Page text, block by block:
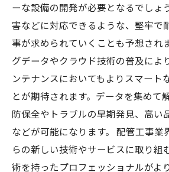
ーな設備の開発が必要となるでしょ
害などに対応できるような、堅牢で
事が求められていくことも予想され
グデータやクラウド技術の普及によ
ンテナンスにおいてもよりスマート
とが期待されます。データを集めて
防保全やトラブルの早期発見、高い
などが可能になります。 配管工事業
らの新しい技術やサービスに取り組
術を持ったプロフェッショナルがよ